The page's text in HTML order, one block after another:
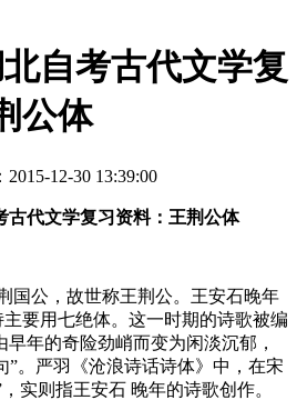
自考古代文学复
公体
2015-12-30 13:39:00
古代文学复习资料：王荆公体
国公，故世称王荆公。王安石晚年
要用七绝体。这一时期的诗歌被编
年的奇险劲峭而变为闲淡沉郁，
”。严羽《沧浪诗话诗体》中，在宋
实则指王安石 晚年的诗歌创作。